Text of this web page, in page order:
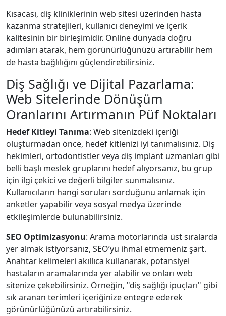
Kısacası, diş kliniklerinin web sitesi üzerinden hasta
kazanma stratejileri, kullanıcı deneyimi ve içerik
kalitesinin bir birleşimidir. Online dünyada doğru
adımları atarak, hem görünürlüğünüzü artırabilir hem
de hasta bağlılığını güçlendirebilirsiniz.
Diş Sağlığı ve Dijital Pazarlama:
Web Sitelerinde Dönüşüm
Oranlarını Artırmanın Püf Noktaları
Hedef Kitleyi Tanıma: Web sitenizdeki içeriği
oluşturmadan önce, hedef kitlenizi iyi tanımalısınız. Diş
hekimleri, ortodontistler veya diş implant uzmanları gibi
belli başlı meslek gruplarını hedef alıyorsanız, bu grup
için ilgi çekici ve değerli bilgiler sunmalısınız.
Kullanıcıların hangi soruları sorduğunu anlamak için
anketler yapabilir veya sosyal medya üzerinde
etkileşimlerde bulunabilirsiniz.
SEO Optimizasyonu: Arama motorlarında üst sıralarda
yer almak istiyorsanız, SEO’yu ihmal etmemeniz şart.
Anahtar kelimeleri akıllıca kullanarak, potansiyel
hastaların aramalarında yer alabilir ve onları web
sitenize çekebilirsiniz. Örneğin, "diş sağlığı ipuçları" gibi
sık aranan terimleri içeriğinize entegre ederek
görünürlüğünüzü artırabilirsiniz.